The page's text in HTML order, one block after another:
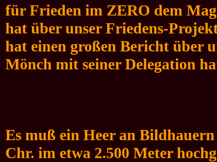
für Frieden im ZERO dem
hat über unser Friedens-
hat einen großen Bericht über
Mönch mit seiner Delegation
Es muß ein Heer an
Chr. im etwa 2.500 Meter